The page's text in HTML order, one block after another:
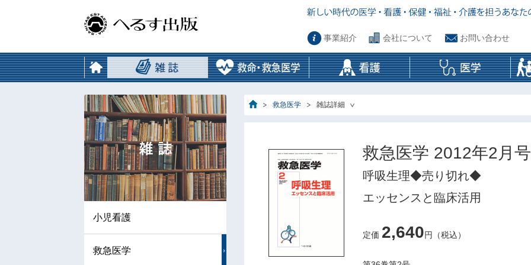
事業紹介 会社について お問い合わせ
救急医学 雑誌詳細
救急医学 2012年2月号
呼吸生理◆売り切れ◆
エッセンスと臨床活用
定価 2,640円（税込）
小児看護
救急医学